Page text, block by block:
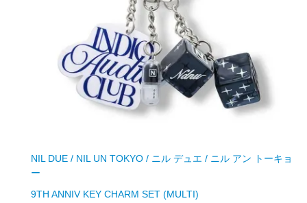
NIL DUE / NIL UN TOKYO / ニル デュエ / ニル アン トーキョ
ー
9TH ANNIV KEY CHARM SET (MULTI)